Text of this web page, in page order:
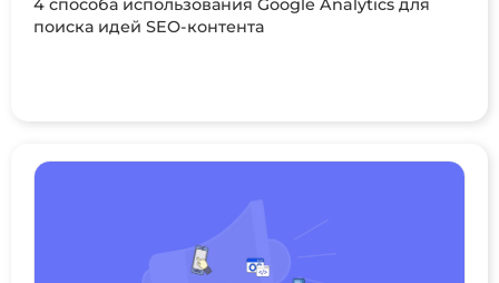
4 способа использования Google Analytics для
поиска идей SEO-контента